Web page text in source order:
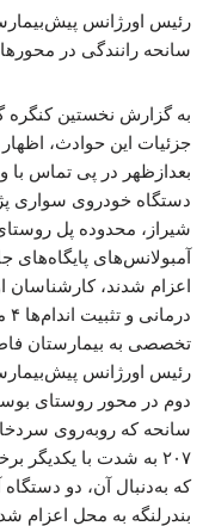
سانحه رانندگی در
به گزارش نخستین کنگره
بعدازظهر در پی تماس با
شیراز، محدوده پل
آمبولانس‌های
اعزام شدند، کارشناسان
تخصصی به بیمارستان
رئیس اورژانس
دوم در محور روستای
سانحه که روبه‌روی
۲۰۷ به شدت با
که به‌دنبال آن، دو